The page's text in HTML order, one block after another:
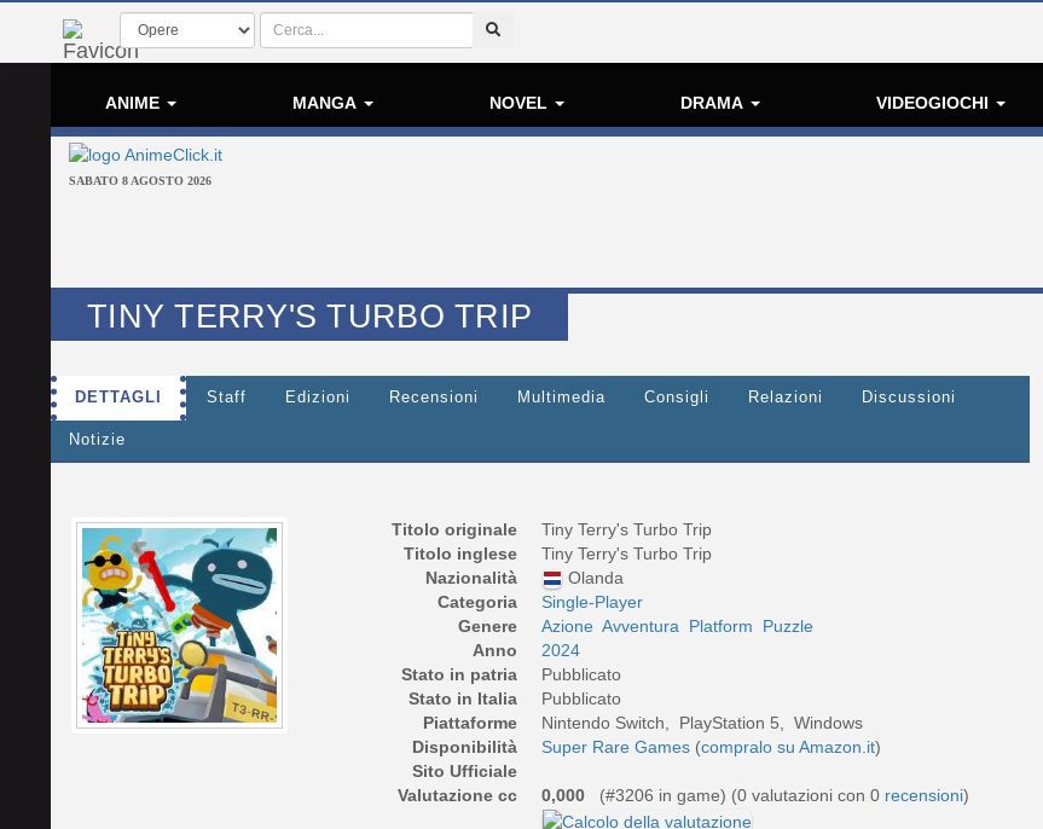
ANIME MANGA NOVEL DRAMA VIDEOGIOCHI
SABATO 8 AGOSTO 2026
TINY TERRY'S TURBO TRIP
DETTAGLI Staff Edizioni Recensioni Multimedia Consigli Relazioni Discussioni
Notizie
Titolo originale
Tiny Terry's Turbo Trip
Titolo inglese
Tiny Terry's Turbo Trip
Nazionalità
Olanda
Categoria
Single-Player
Genere
Azione Avventura Platform
Puzzle
Anno
2024
Stato in patria
Pubblicato
Stato in Italia
Pubblicato
Piattaforme
Nintendo Switch, PlayStation 5, Windows
Disponibilità
Super Rare Games (compralo su Amazon.it)
Sito Ufficiale
Valutazione cc
0,000 (#3206 in game) (0 valutazioni con 0 recensioni)